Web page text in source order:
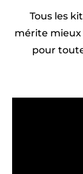
Tous les
mérite mieux
pour